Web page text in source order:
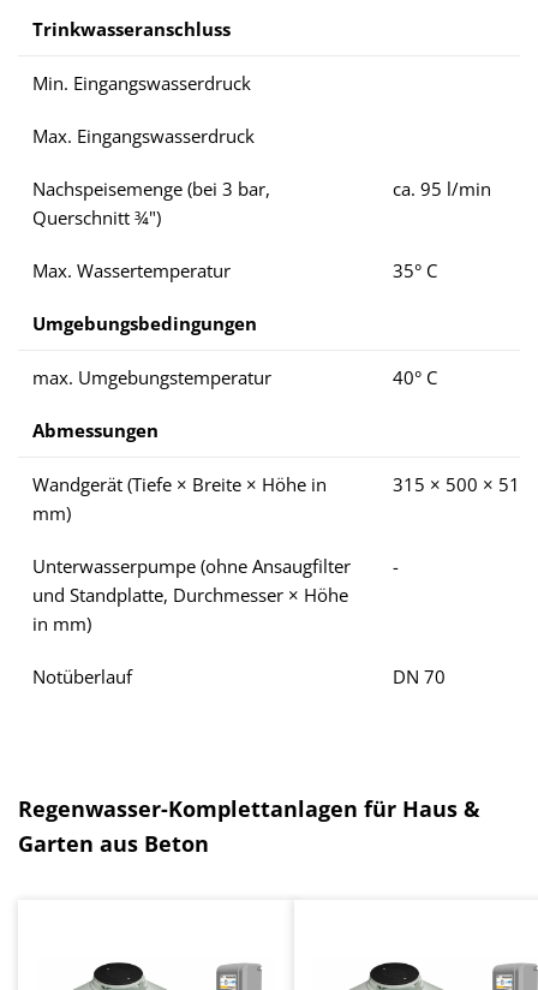
Trinkwasseranschluss
Min. Eingangswasserdruck
Max. Eingangswasserdruck
Nachspeisemenge (bei 3 bar,
Querschnitt ¾")
ca. 95 l/min
Max. Wassertemperatur 35° C
Umgebungsbedingungen
max. Umgebungstemperatur 40° C
Abmessungen
Wandgerät (Tiefe × Breite × Höhe in
mm)
315 × 500 ×
Unterwasserpumpe (ohne Ansaugfilter
und Standplatte, Durchmesser × Höhe
in mm)
-
Notüberlauf DN 70
Ignorer la galerie de produits
Regenwasser-Komplettanlagen für Haus &
Garten aus Beton